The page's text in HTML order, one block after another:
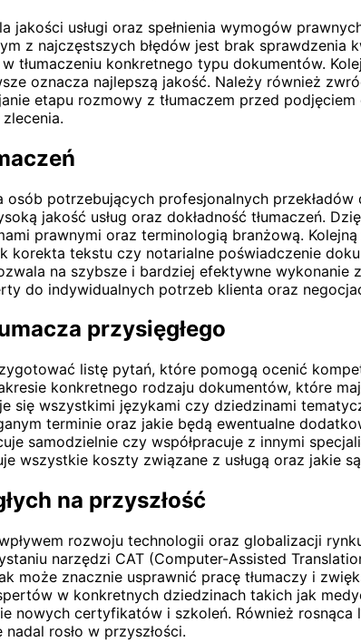
usługi oraz spełnienia wymogów
z najczęstszych błędów jest brak sprawdzenia
konkretnego typu dokumentów.
oznacza najlepszą jakość. Należy również
etapu rozmowy z tłumaczem przed
osób potrzebujących profesjonalnych
jakość usług oraz dokładność tłumaczeń.
prawnymi oraz terminologią branżową.
korekta tekstu czy notarialne poświadczenie
na szybsze i bardziej efektywne wykonanie
do indywidualnych potrzeb klienta oraz
przysięgłego
listę pytań, które pomogą ocenić
konkretnego rodzaju dokumentów, które
się wszystkimi językami czy dziedzinami
terminie oraz jakie będą ewentualne
samodzielnie czy współpracuje z innymi
koszty związane z usługą oraz jakie
na przyszłość
rozwoju technologii oraz globalizacji
narzędzi CAT (Computer-Assisted
może znacznie usprawnić pracę tłumaczy i
w konkretnych dziedzinach takich jak
nowych certyfikatów i szkoleń. Również
rosło w przyszłości.